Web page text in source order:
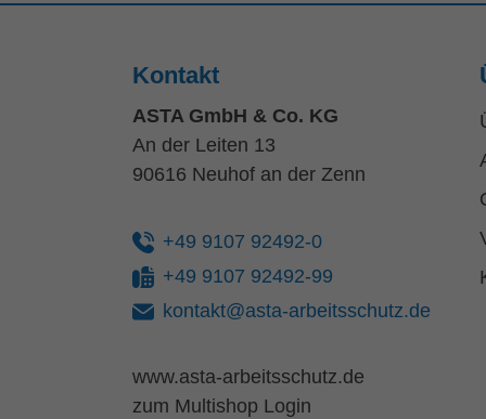
Kontakt
ASTA GmbH & Co. KG
An der Leiten 13
90616 Neuhof an der Zenn
+49 9107 92492-0
+49 9107 92492-99
kontakt@asta-arbeitsschutz.de
www.asta-arbeitsschutz.de
zum Multishop Login